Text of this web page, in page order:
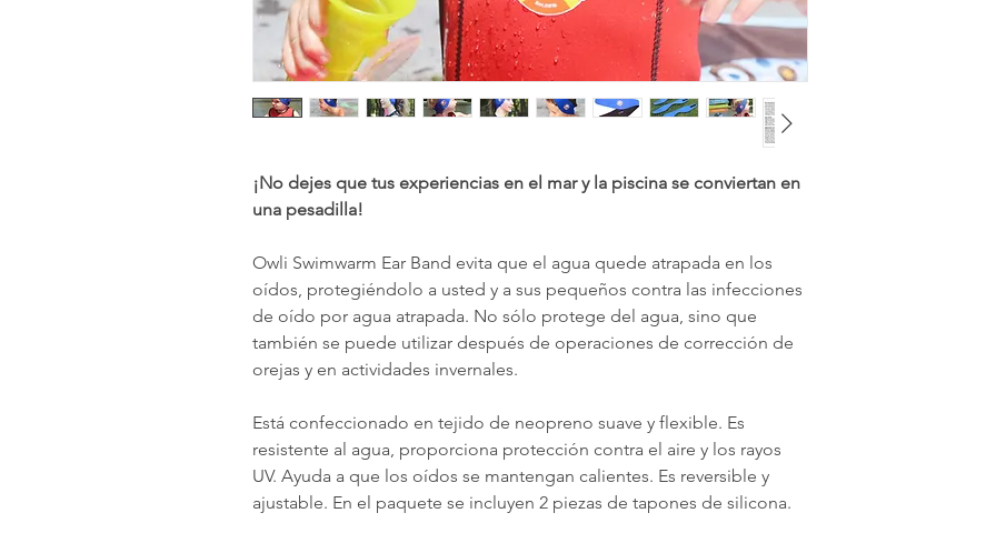
¡No dejes que tus experiencias en el mar y la piscina se conviertan en
una pesadilla!
Owli Swimwarm Ear Band evita que el agua quede atrapada en los
oídos, protegiéndolo a usted y a sus pequeños contra las infecciones
de oído por agua atrapada. No sólo protege del agua, sino que
también se puede utilizar después de operaciones de corrección de
orejas y en actividades invernales.
Está confeccionado en tejido de neopreno suave y flexible. Es
resistente al agua, proporciona protección contra el aire y los rayos
UV. Ayuda a que los oídos se mantengan calientes. Es reversible y
ajustable. En el paquete se incluyen 2 piezas de tapones de silicona.